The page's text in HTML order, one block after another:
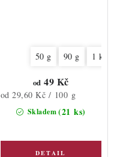
50 g 90 g 1 kg
Skladem(21 ks)
od 49 Kč
Měrná
cena:
od 29,60 Kč / 100 g